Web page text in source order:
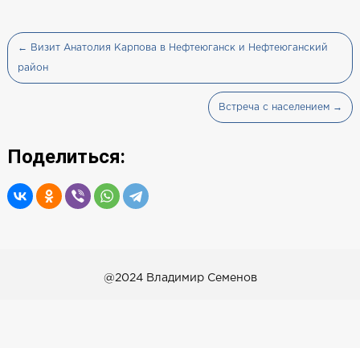
← Визит Анатолия Карпова в Нефтеюганск и Нефтеюганский
район
Встреча с населением →
Поделиться:
@2024 Владимир Семенов